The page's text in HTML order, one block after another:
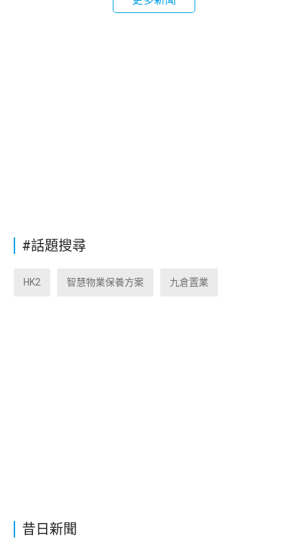
昔日新聞
#話題搜尋
HK2 智慧物業保養方案 九倉置業